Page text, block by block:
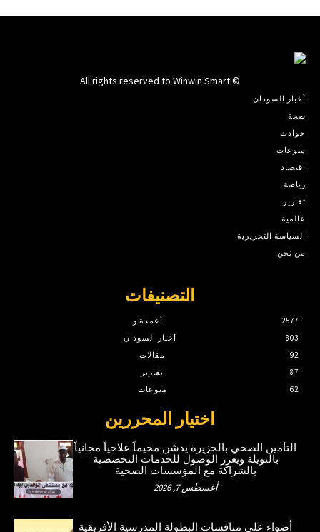
© All rights reserved to Winwin Smart
أخبار السودان
صحة
حوادث
منوعات
اقتصاد
رياضة
تقارير
عالمية
السياسة التحريرية
من نحن
التصنيفات
أعمدة و
2577
أخبار السودان
803
مقالات
92
تقارير
87
منوعات
62
اختيار المحررين
التأمين الصحي بالجزيرة يدشن مخيماً علاجياً مجانياً
بالنويلة ويعزز الوصول للخدمات التخصصية
بالشراكة مع المؤسسات الصحية
أغسطس 7, 2026
أضواء على منافسات البطولة المدرسية الأفريقية